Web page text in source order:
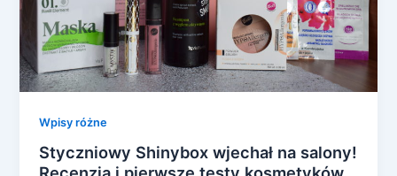
Wpisy różne
Styczniowy Shinybox wjechał na salony!